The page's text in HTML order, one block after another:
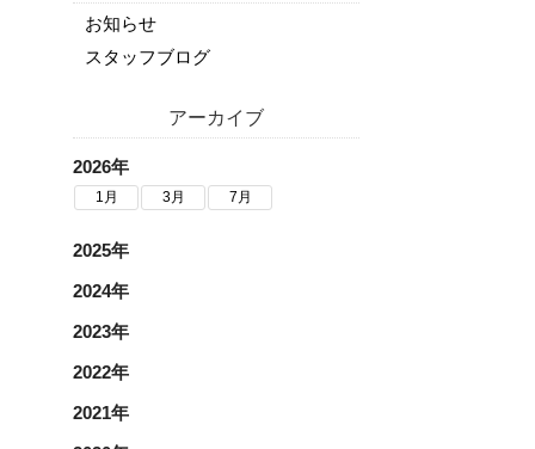
お知らせ
スタッフブログ
アーカイブ
2026年
1月 3月 7月
2025年
2024年
2023年
2022年
2021年